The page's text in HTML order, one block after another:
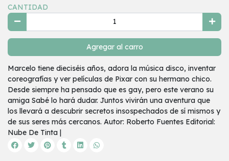
CANTIDAD
Agregar al carro
Marcelo tiene dieciséis años, adora la música disco, inventar
coreografías y ver películas de Pixar con su hermano chico.
Desde siempre ha pensado que es gay, pero este verano su
amiga Sabé lo hará dudar. Juntos vivirán una aventura que
los llevará a descubrir secretos insospechados de sí mismos y
de sus seres más cercanos. Autor: Roberto Fuentes Editorial:
Nube De Tinta |